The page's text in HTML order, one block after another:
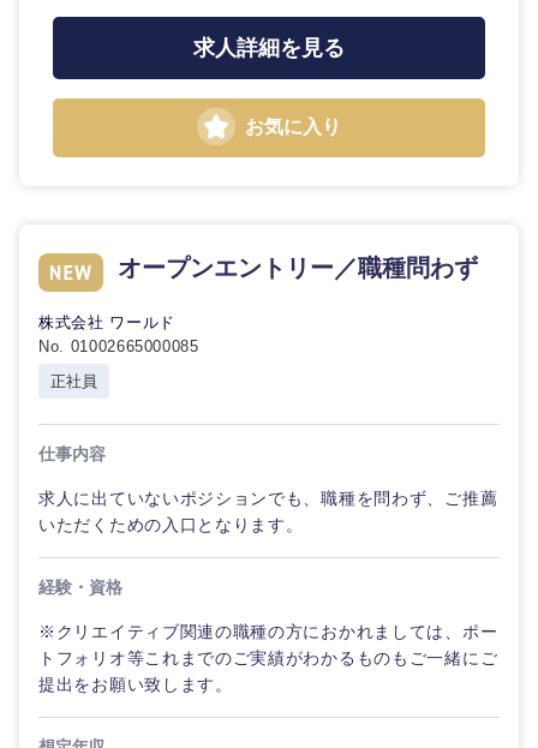
求人詳細を見る
お気に入り
オープンエントリー／職種問わず
株式会社 ワールド
No. 01002665000085
正社員
仕事内容
求人に出ていないポジションでも、職種を問わず、ご推薦
いただくための入口となります。
経験・資格
※クリエイティブ関連の職種の方におかれましては、ポー
トフォリオ等これまでのご実績がわかるものもご一緒にご
提出をお願い致します。